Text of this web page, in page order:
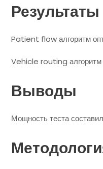
Результаты
Patient flow алгоритм
Vehicle routing алгоритм
Выводы
Мощность теста